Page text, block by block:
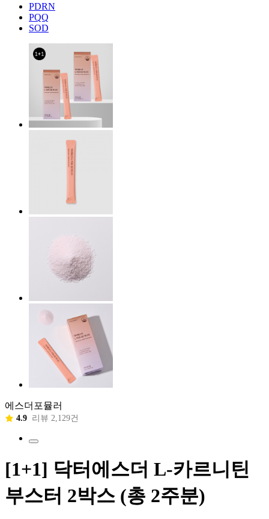
PDRN
PQQ
SOD
에스더포뮬러
4.9 리뷰 2,129건
[1+1] 닥터에스더 L-카르니틴
부스터 2박스 (총 2주분)